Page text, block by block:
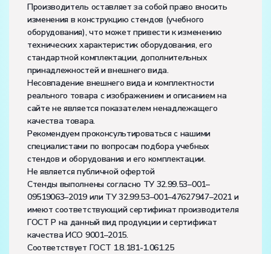
Производитель оставляет за собой право вносить
изменения в конструкцию стендов (учебного
оборудования), что может привести к изменению
технических характеристик оборудования, его
стандартной комплектации, дополнительных
принадлежностей и внешнего вида.
Несовпадение внешнего вида и комплектности
реального товара с изображением и описанием на
сайте не является показателем ненадлежащего
качества товара.
Рекомендуем проконсультироваться с нашими
специалистами по вопросам подбора учебных
стендов и оборудования и его комплектации.
Не является публичной офертой
Стенды выполнены согласно ТУ 32.99.53–001–
09519063–2019 или ТУ 32.99.53–001–47627947–2021 и
имеют соответствующий сертификат производителя
ГОСТ Р на данный вид продукции и сертификат
качества ИСО 9001–2015.
Соответствует ГОСТ 1.8.181-1.061.25